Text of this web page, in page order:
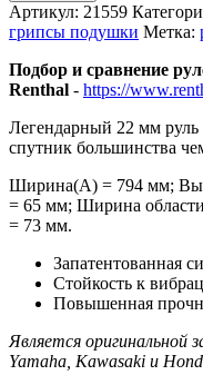
Артикул: 21559
грипсы подушки Метка:
Подбор и сравнение
Renthal - https://
Легендарный 22 мм
спутник большинства
Ширина(А) = 794 мм;
= 65 мм; Ширина
= 73 мм.
Запатентованная
Стойкость к
Повышенная
Является оригинальной
Yamaha, Kawasaki и